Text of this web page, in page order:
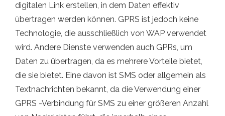
digitalen Link erstellen, in dem Daten effektiv
übertragen werden können. GPRS ist jedoch keine
Technologie, die ausschließlich von WAP verwendet
wird. Andere Dienste verwenden auch GPRs, um
Daten zu übertragen, da es mehrere Vorteile bietet,
die sie bietet. Eine davon ist SMS oder allgemein als
Textnachrichten bekannt, da die Verwendung einer
GPRS -Verbindung für SMS zu einer größeren Anzahl